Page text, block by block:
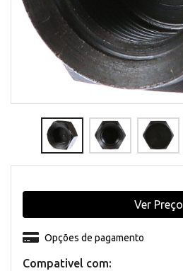
Compativel com:
Opções de pagamento
Ver Preço